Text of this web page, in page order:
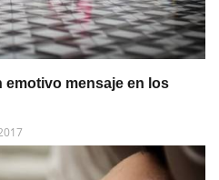
emotivo mensaje en los